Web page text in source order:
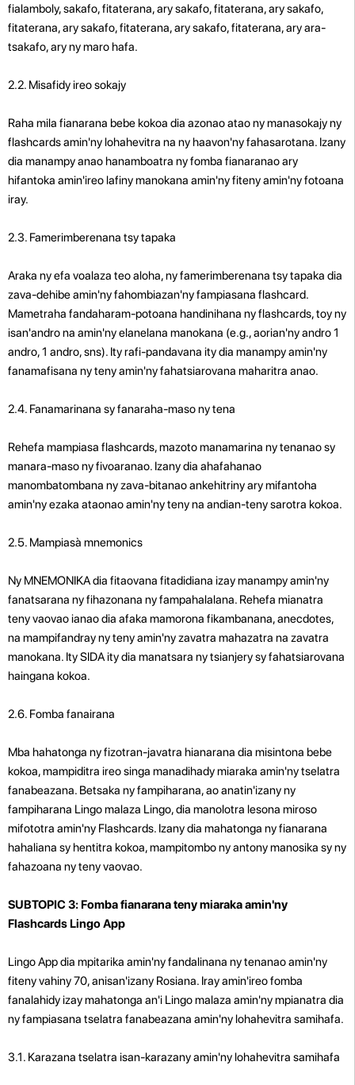
fialamboly, sakafo, fitaterana, ary sakafo, fitaterana, ary sakafo,
fitaterana, ary sakafo, fitaterana, ary sakafo, fitaterana, ary ara-
tsakafo, ary ny maro hafa.
2.2. Misafidy ireo sokajy
Raha mila fianarana bebe kokoa dia azonao atao ny manasokajy ny
flashcards amin'ny lohahevitra na ny haavon'ny fahasarotana. Izany
dia manampy anao hanamboatra ny fomba fianaranao ary
hifantoka amin'ireo lafiny manokana amin'ny fiteny amin'ny fotoana
iray.
2.3. Famerimberenana tsy tapaka
Araka ny efa voalaza teo aloha, ny famerimberenana tsy tapaka dia
zava-dehibe amin'ny fahombiazan'ny fampiasana flashcard.
Mametraha fandaharam-potoana handinihana ny flashcards, toy ny
isan'andro na amin'ny elanelana manokana (e.g., aorian'ny andro 1
andro, 1 andro, sns). Ity rafi-pandavana ity dia manampy amin'ny
fanamafisana ny teny amin'ny fahatsiarovana maharitra anao.
2.4. Fanamarinana sy fanaraha-maso ny tena
Rehefa mampiasa flashcards, mazoto manamarina ny tenanao sy
manara-maso ny fivoaranao. Izany dia ahafahanao
manombatombana ny zava-bitanao ankehitriny ary mifantoha
amin'ny ezaka ataonao amin'ny teny na andian-teny sarotra kokoa.
2.5. Mampiasà mnemonics
Ny MNEMONIKA dia fitaovana fitadidiana izay manampy amin'ny
fanatsarana ny fihazonana ny fampahalalana. Rehefa mianatra
teny vaovao ianao dia afaka mamorona fikambanana, anecdotes,
na mampifandray ny teny amin'ny zavatra mahazatra na zavatra
manokana. Ity SIDA ity dia manatsara ny tsianjery sy fahatsiarovana
haingana kokoa.
2.6. Fomba fanairana
Mba hahatonga ny fizotran-javatra hianarana dia misintona bebe
kokoa, mampiditra ireo singa manadihady miaraka amin'ny tselatra
fanabeazana. Betsaka ny fampiharana, ao anatin'izany ny
fampiharana Lingo malaza Lingo, dia manolotra lesona miroso
mifototra amin'ny Flashcards. Izany dia mahatonga ny fianarana
hahaliana sy hentitra kokoa, mampitombo ny antony manosika sy ny
fahazoana ny teny vaovao.
SUBTOPIC 3: Fomba fianarana teny miaraka amin'ny
Flashcards Lingo App
Lingo App dia mpitarika amin'ny fandalinana ny tenanao amin'ny
fiteny vahiny 70, anisan'izany Rosiana. Iray amin'ireo fomba
fanalahidy izay mahatonga an'i Lingo malaza amin'ny mpianatra dia
ny fampiasana tselatra fanabeazana amin'ny lohahevitra samihafa.
3.1. Karazana tselatra isan-karazany amin'ny lohahevitra samihafa